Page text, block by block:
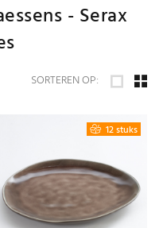
- Serax
SORTEREN OP:
12 stuks